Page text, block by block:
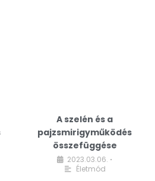
A szelén és a
pajzsmirigyműködés
összefüggése
2023.03.06. •
Életmód